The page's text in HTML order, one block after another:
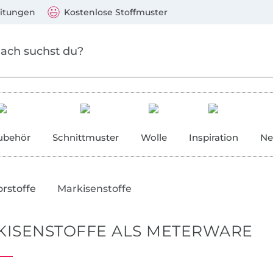
Kostenlose Stoffmuster
Schnittmuster Wolle Inspiration
Markisenstoffe
ALS METERWARE
Mastercard, PayPal, Giropay, Kauf auf Rechnung,